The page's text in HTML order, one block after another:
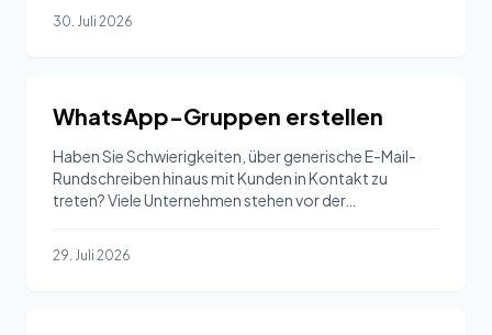
30. Juli 2026
WhatsApp-Gruppen erstellen
Haben Sie Schwierigkeiten, über generische E-Mail-
Rundschreiben hinaus mit Kunden in Kontakt zu
treten? Viele Unternehmen stehen vor der…
29. Juli 2026